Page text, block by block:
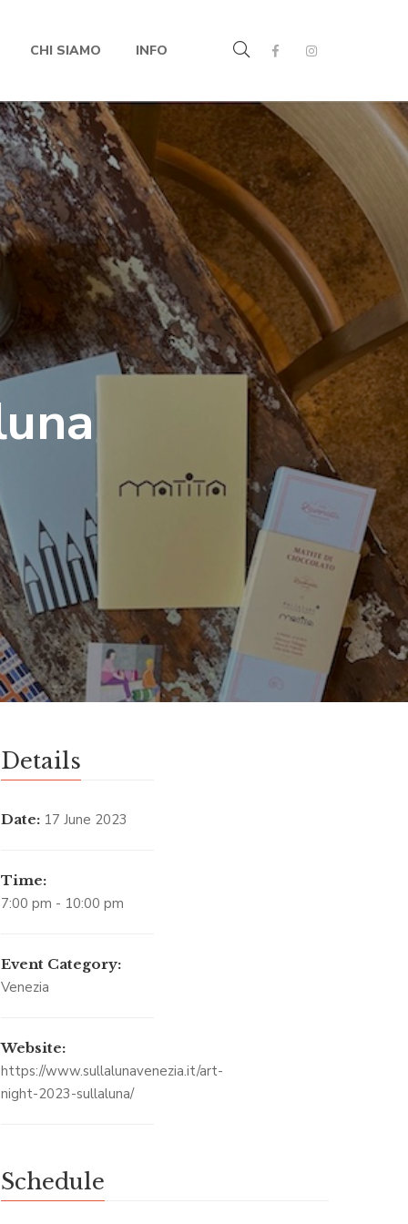
CHI SIAMO INFO
Details
Date: 17 June 2023
Time:
7:00 pm - 10:00 pm
Event Category:
Venezia
Website:
https://www.sullalunavenezia.it/art-
night-2023-sullaluna/
Schedule